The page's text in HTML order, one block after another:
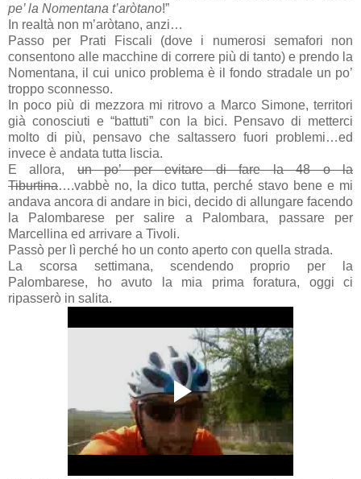
pe’ la Nomentana t’aròtano!”
In realtà non m’aròtano, anzi…
Passo per Prati Fiscali (dove i numerosi semafori non
consentono alle macchine di correre più di tanto) e prendo la
Nomentana, il cui unico problema è il fondo stradale un po’
troppo sconnesso.
In poco più di mezzora mi ritrovo a Marco Simone, territori
già conosciuti e “battuti” con la bici. Pensavo di metterci
molto di più, pensavo che saltassero fuori problemi…ed
invece è andata tutta liscia.
E allora, un po’ per evitare di fare la 48 o la
Tiburtina….vabbè no, la dico tutta, perché stavo bene e mi
andava ancora di andare in bici, decido di allungare facendo
la Palombarese per salire a Palombara, passare per
Marcellina ed arrivare a Tivoli.
Passò per lì perché ho un conto aperto con quella strada.
La scorsa settimana, scendendo proprio per la
Palombarese, ho avuto la mia prima foratura, oggi ci
ripasserò in salita.